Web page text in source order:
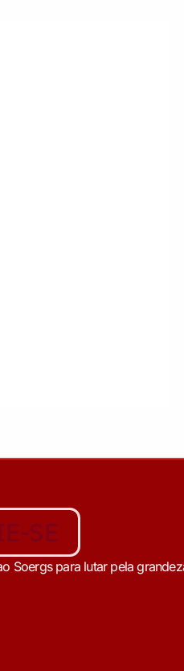
SE
Soergs para lutar pela